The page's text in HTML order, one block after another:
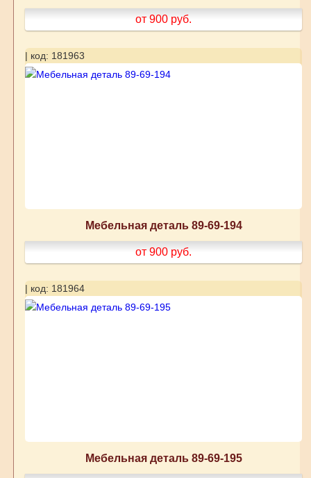
от 900 руб.
| код: 181963
Мебельная деталь 89-69-194
от 900 руб.
| код: 181964
Мебельная деталь 89-69-195